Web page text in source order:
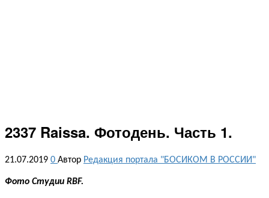
2337 Raissa. Фотодень. Часть 1.
21.07.2019 0 Автор Редакция портала "БОСИКОМ В РОССИИ"
Фото Студии RBF.